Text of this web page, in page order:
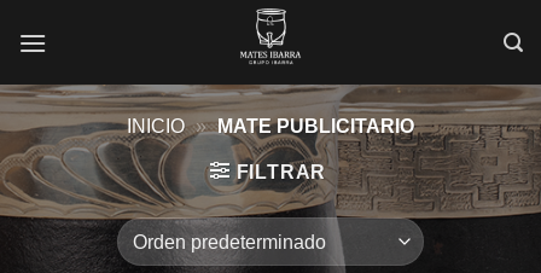
INICIO » MATE PUBLICITARIO
FILTRAR